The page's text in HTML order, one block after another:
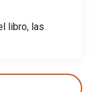
libro, las